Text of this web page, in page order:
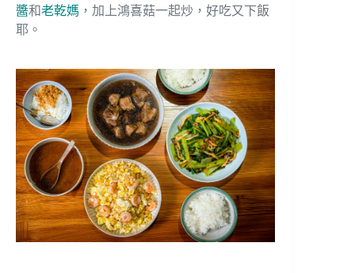
醬和老乾媽 ，加上鴻喜菇一起炒，好吃又下飯
耶。